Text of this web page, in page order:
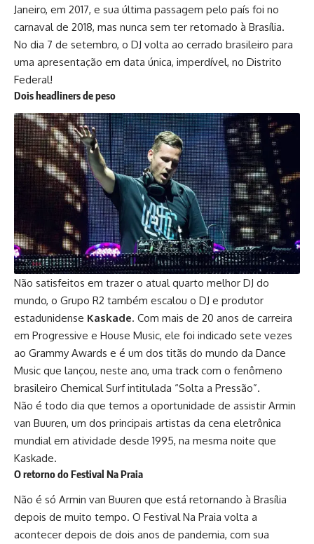
Janeiro, em 2017, e sua última passagem pelo país foi no
carnaval de 2018, mas nunca sem ter retornado à Brasília.
No dia 7 de setembro, o DJ volta ao cerrado brasileiro para
uma apresentação em data única, imperdível, no Distrito
Federal!
Dois headliners de peso
Não satisfeitos em trazer o atual quarto melhor DJ do
mundo, o Grupo R2 também escalou o DJ e produtor
estadunidense Kaskade. Com mais de 20 anos de carreira
em Progressive e House Music, ele foi indicado sete vezes
ao Grammy Awards e é um dos titãs do mundo da Dance
Music que lançou, neste ano, uma track com o fenômeno
brasileiro Chemical Surf intitulada “Solta a Pressão”.
Não é todo dia que temos a oportunidade de assistir Armin
van Buuren, um dos principais artistas da cena eletrônica
mundial em atividade desde 1995, na mesma noite que
Kaskade.
O retorno do Festival Na Praia
Não é só Armin van Buuren que está retornando à Brasília
depois de muito tempo. O Festival Na Praia volta a
acontecer depois de dois anos de pandemia, com sua